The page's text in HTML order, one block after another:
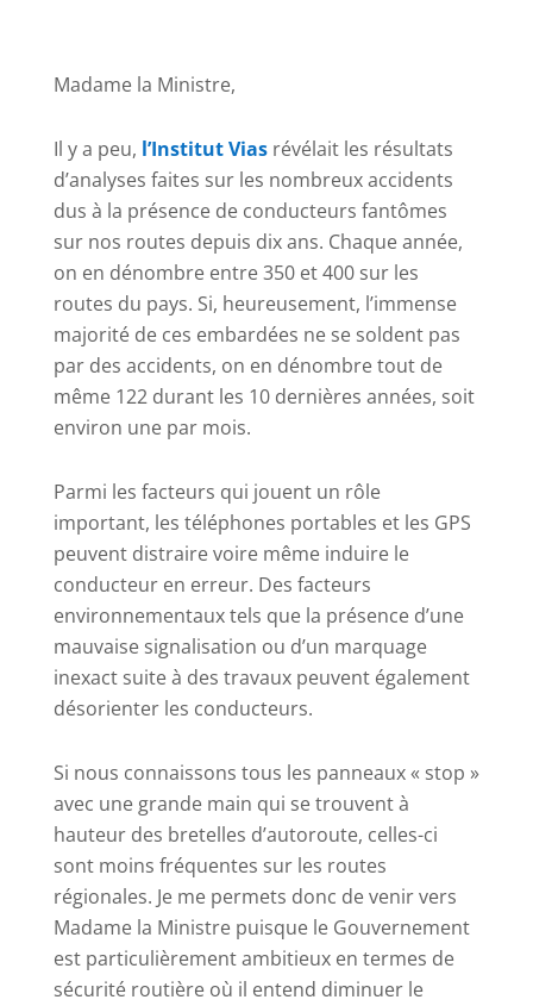
Madame la Ministre,
Il y a peu, l’Institut Viasrévélait les résultats
d’analyses faites sur les nombreux accidents
dus à la présence de conducteurs fantômes
sur nos routes depuis dix ans. Chaque année,
on en dénombre entre 350 et 400 sur les
routes du pays. Si, heureusement, l’immense
majorité de ces embardées ne se soldent pas
par des accidents, on en dénombre tout de
même 122 durant les 10 dernières années, soit
environ une par mois.
Parmi les facteurs qui jouent un rôle
important, les téléphones portables et les GPS
peuvent distraire voire même induire le
conducteur en erreur. Des facteurs
environnementaux tels que la présence d’une
mauvaise signalisation ou d’un marquage
inexact suite à des travaux peuvent également
désorienter les conducteurs.
Si nous connaissons tous les panneaux « stop »
avec une grande main qui se trouvent à
hauteur des bretelles d’autoroute, celles-ci
sont moins fréquentes sur les routes
régionales. Je me permets donc de venir vers
Madame la Ministre puisque le Gouvernement
est particulièrement ambitieux en termes de
sécurité routière où il entend diminuer le